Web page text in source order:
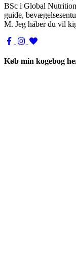
BSc i Global
guide,
M. Jeg håber du vil
Køb min kogebog